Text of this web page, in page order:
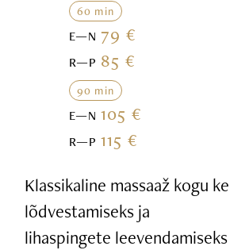
60 min
E—N 79 €
R—P 85 €
90 min
E—N105 €
R—P115 €
Klassikaline massaaž kogu
lõdvestamiseks ja
lihaspingete